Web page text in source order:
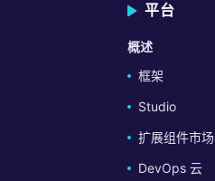
平台
概述
框架
Studio
扩展组件市场
DevOps 云